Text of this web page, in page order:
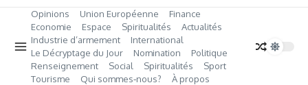
Opinions Union Européenne
Finance
Economie
Espace Spiritualités
Actualités
Industrie d’armement
International
Le Décryptage du Jour
Nomination
Politique
Renseignement
Social Spiritualités
Sport
Tourisme
Qui sommes‑nous? À propos